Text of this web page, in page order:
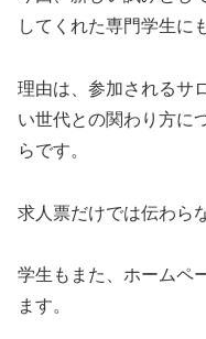
してくれた専門学生に
理由は、参加されるサ
い世代との関わり方に
らです。
求人票だけでは伝わら
学生もまた、ホームペ
ます。